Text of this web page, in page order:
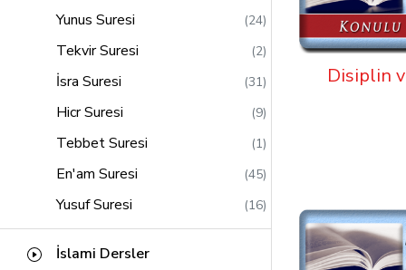
Yunus Suresi (24)
Tekvir Suresi (2)
İsra Suresi (31)
Hicr Suresi (9)
Tebbet Suresi (1)
En'am Suresi (45)
Yusuf Suresi (16)
Kasas Suresi
İslami Dersler
Disiplin